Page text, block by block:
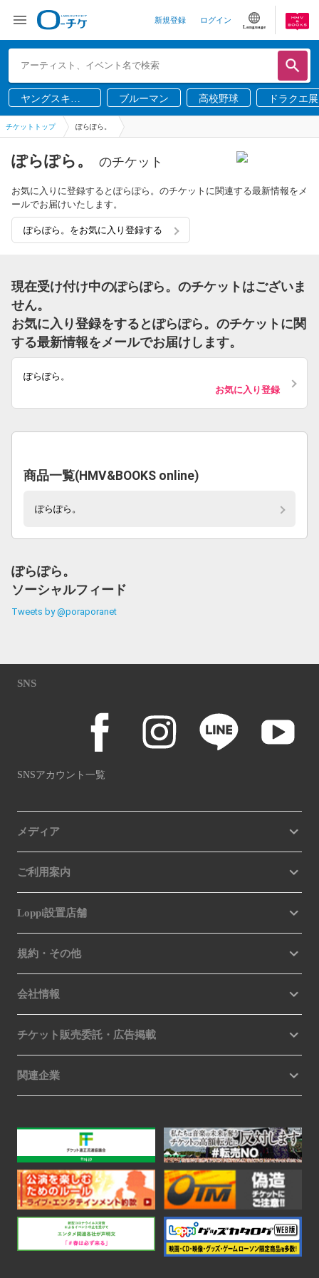
新規登録 ログイン
Language
ヤングスキニ
ー
ブルーマン 高校野球 ドラクエ展
チケットトップ ぽらぽら。
ぽらぽら。 のチケット
お気に入りに登録するとぽらぽら。のチケットに関連する最新情報をメ
ールでお届けいたします。
ぽらぽら。をお気に入り登録する
現在受け付け中のぽらぽら。のチケットはございま
せん。
お気に入り登録をするとぽらぽら。のチケットに関
する最新情報をメールでお届けします。
ぽらぽら。
お気に入り登録
商品一覧(HMV&BOOKS online)
ぽらぽら。
ぽらぽら。
ソーシャルフィード
Tweets by @poraporanet
SNS
SNSアカウント一覧
メディア
ご利用案内
Loppi設置店舗
規約・その他
会社情報
チケット販売委託・広告掲載
関連企業